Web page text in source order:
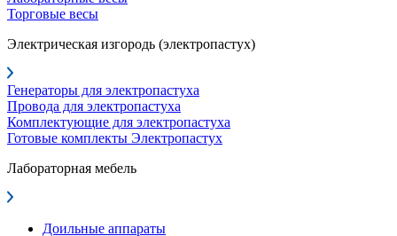
Торговые весы
Электрическая изгородь (электропастух)
Генераторы для электропастуха
Провода для электропастуха
Комплектующие для электропастуха
Готовые комплекты Электропастух
Лабораторная мебель
Доильные аппараты